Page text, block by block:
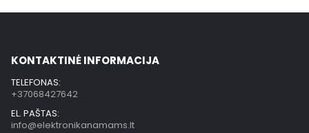
KONTAKTINĖ INFORMACIJA
TELEFONAS:
+37068427642
EL. PAŠTAS:
info@elektronikanamams.lt